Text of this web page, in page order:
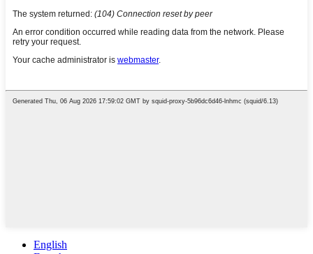
English